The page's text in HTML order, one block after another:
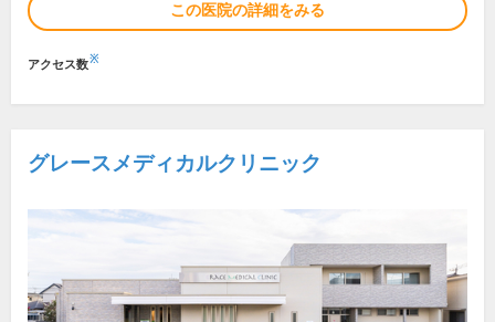
この医院の詳細をみる
アクセス数※
グレースメディカルクリニック